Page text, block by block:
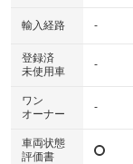
輸入経路 -
登録済
未使用車
-
ワン
オーナー
-
車両状態
評価書